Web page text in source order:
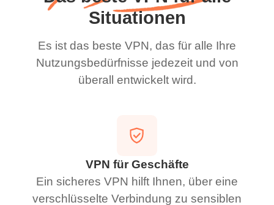
Situationen
Es ist das beste VPN, das für alle Ihre
Nutzungsbedürfnisse jedezeit und von
überall entwickelt wird.
VPN für Geschäfte
Ein sicheres VPN hilft Ihnen, über eine
verschlüsselte Verbindung zu sensiblen